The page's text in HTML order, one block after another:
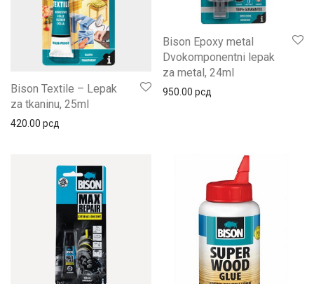
Bison Textile – Lepak
za tkaninu, 25ml
420.00 рсд
Bison Epoxy metal
Dvokomponentni lepak
za metal, 24ml
950.00 рсд